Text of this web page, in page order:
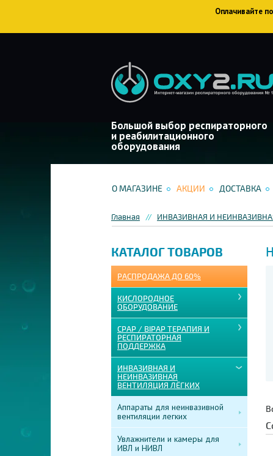
Оплачивайте
Большой выбор респираторного
и реабилитационного
оборудования
О МАГАЗИНЕ АКЦИИ ДОСТАВКА
Главная ИНВАЗИВНАЯ И
КАТАЛОГ ТОВАРОВ
РАСПРОДАЖА ДО 60%
КИСЛОРОДНОЕ
ОБОРУДОВАНИЕ
CPAP / BIPAP ТЕРАПИЯ И
РЕСПИРАТОРНАЯ
ПОДДЕРЖКА
ИНВАЗИВНАЯ И
НЕИНВАЗИВНАЯ
ВЕНТИЛЯЦИЯ ЛЁГКИХ
Аппараты для неинвазивной
вентиляции легких
Увлажнители и камеры для
ИВЛ и НИВЛ